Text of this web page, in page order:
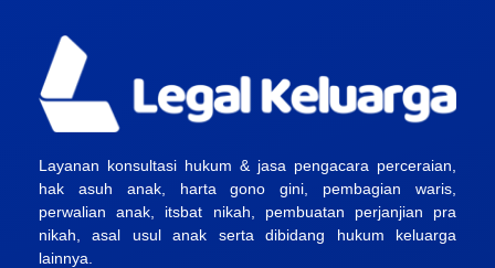
Layanan konsultasi hukum & jasa pengacara perceraian,
hak asuh anak, harta gono gini, pembagian waris,
perwalian anak, itsbat nikah, pembuatan perjanjian pra
nikah, asal usul anak serta dibidang hukum keluarga
lainnya.